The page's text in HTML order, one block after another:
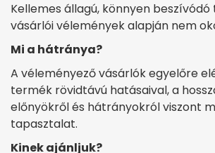
Kellemes állagú, könnyen beszívódó
vásárlói vélemények alapján nem
Mi a hátránya?
A véleményező vásárlók egyelőre
termék rövidtávú hatásaival, a
előnyökről és hátrányokról viszont
tapasztalat.
Kinek ajánljuk?